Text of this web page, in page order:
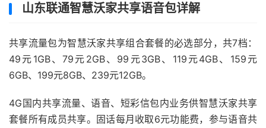
山东联通智慧沃家共享语音包详解
共享流量包为智慧沃家共享组合套餐的必选部分，共7档：
49元1GB、79元2GB、99元3GB、119元4GB、159元
6GB、199元8GB、239元12GB。
4G国内共享流量、语音、短彩信包内业务供智慧沃家共享
套餐所有成员共享。固话每月收取6元功能费，参与语音共